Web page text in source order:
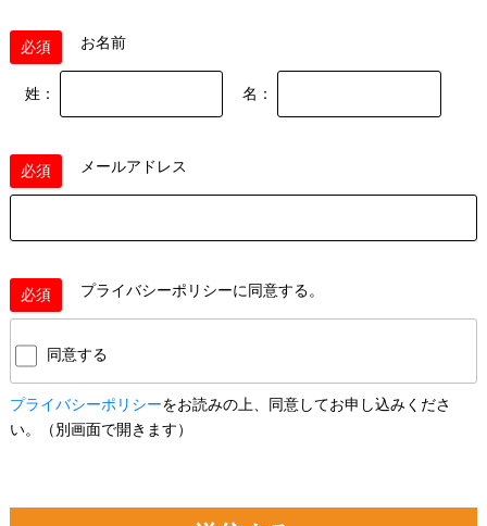
必須 お名前
姓： 名：
必須 メールアドレス
必須 プライバシーポリシーに同意する。
同意する
プライバシーポリシーをお読みの上、同意してお申し込みくださ
い。
（別画面で開きます）